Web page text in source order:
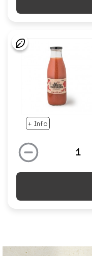
+ Info